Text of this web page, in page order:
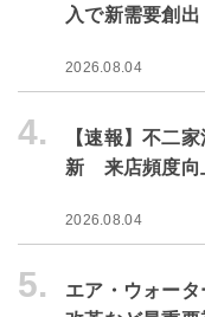
入で新需要創出
2026.08.04
4.
【速報】不二
新 来店頻度向
2026.08.04
5.
エア・ウォー